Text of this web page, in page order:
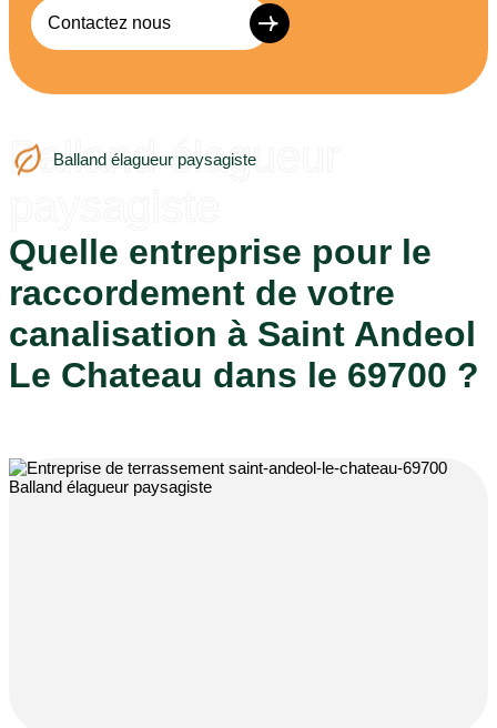
Contactez nous
Balland élagueur paysagiste
Balland élagueur
Quelle entreprise pour le
raccordement de votre
canalisation à Saint Andeol
Le Chateau dans le 69700 ?